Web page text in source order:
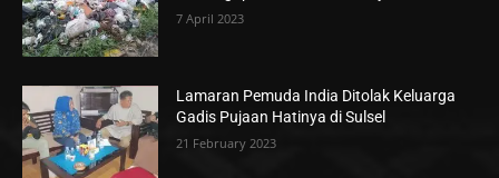
7 April 2023
Lamaran Pemuda India Ditolak Keluarga
Gadis Pujaan Hatinya di Sulsel
21 February 2023